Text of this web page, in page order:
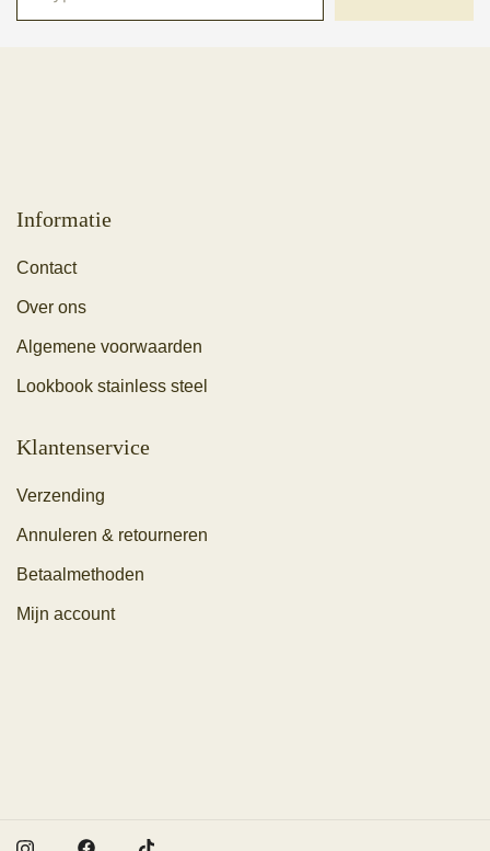
Informatie
Contact
Over ons
Algemene voorwaarden
Lookbook stainless steel
Klantenservice
Verzending
Annuleren & retourneren
Betaalmethoden
Mijn account